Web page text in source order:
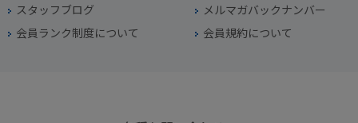
スタッフブログ
メルマガバックナンバー
会員ランク制度について
会員規約について